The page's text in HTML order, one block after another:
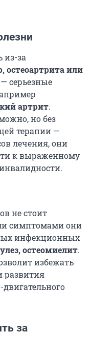
из-за
остеоартрита или
серьезные
артрит.
но без
терапии —
лечения, они
к выраженному
не стоит
симптомами они
инфекционных
остеомиелит.
избежать
развития
за